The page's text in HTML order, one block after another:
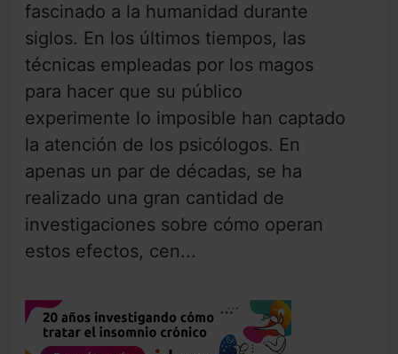
fascinado a la humanidad durante
siglos. En los últimos tiempos, las
técnicas empleadas por los magos
para hacer que su público
experimente lo imposible han captado
la atención de los psicólogos. En
apenas un par de décadas, se ha
realizado una gran cantidad de
investigaciones sobre cómo operan
estos efectos, cen...